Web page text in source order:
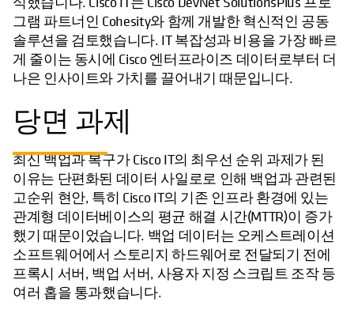
그램 파트너인 Cohesity와 함께 개발한 혁신적인 공동
솔루션을 검토했습니다. IT 복잡성과 비용을 가장 빠르
게 줄이는 동시에 Cisco 엔터프라이즈 데이터로부터 더
나은 인사이트와 가치를 끌어내기 때문입니다.
당면 과제
최신 백업과 복구가 Cisco IT의 최우선 순위 과제가 된
이유는 단편화된 데이터 사일로로 인해 백업과 관련된
고순위 현안, 특히 Cisco IT의 기존 인프라 환경에 있는
관계형 데이터베이스의 평균 해결 시간(MTTR)이 증가
했기 때문이었습니다. 백업 데이터는 오케스트레이션
소프트웨어에서 스토리지 하드웨어로 전달되기 전에
프록시 서버, 백업 서버, 사용자 지정 스크립트 조작 등
여러 홉을 통과했습니다.